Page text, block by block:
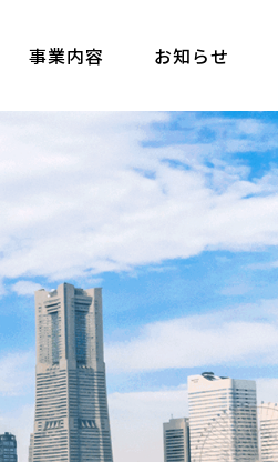
事業内容 お知らせ